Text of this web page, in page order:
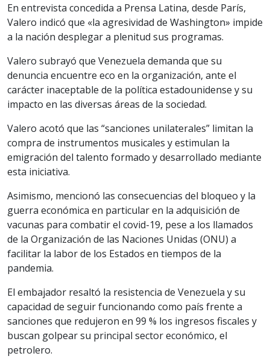
En entrevista concedida a Prensa Latina, desde París,
Valero indicó que «la agresividad de Washington» impide
a la nación desplegar a plenitud sus programas.
Valero subrayó que Venezuela demanda que su
denuncia encuentre eco en la organización, ante el
carácter inaceptable de la política estadounidense y su
impacto en las diversas áreas de la sociedad.
Valero acotó que las “sanciones unilaterales” limitan la
compra de instrumentos musicales y estimulan la
emigración del talento formado y desarrollado mediante
esta iniciativa.
Asimismo, mencionó las consecuencias del bloqueo y la
guerra económica en particular en la adquisición de
vacunas para combatir el covid-19, pese a los llamados
de la Organización de las Naciones Unidas (ONU) a
facilitar la labor de los Estados en tiempos de la
pandemia.
El embajador resaltó la resistencia de Venezuela y su
capacidad de seguir funcionando como país frente a
sanciones que redujeron en 99 % los ingresos fiscales y
buscan golpear su principal sector económico, el
petrolero.